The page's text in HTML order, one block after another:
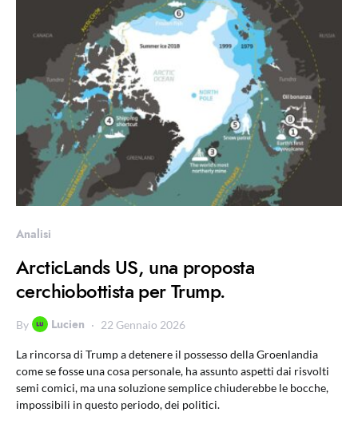
Analisi
ArcticLands US, una proposta
cerchiobottista per Trump.
By Lucien 22 Gennaio 2026
La rincorsa di Trump a detenere il possesso della Groenlandia
come se fosse una cosa personale, ha assunto aspetti dai risvolti
semi comici, ma una soluzione semplice chiuderebbe le bocche,
impossibili in questo periodo, dei politici.